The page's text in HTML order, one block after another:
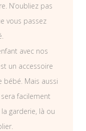
N’oubliez pas
vous passez
avec nos
un accessoire
Mais aussi
facilement
garderie, là ou